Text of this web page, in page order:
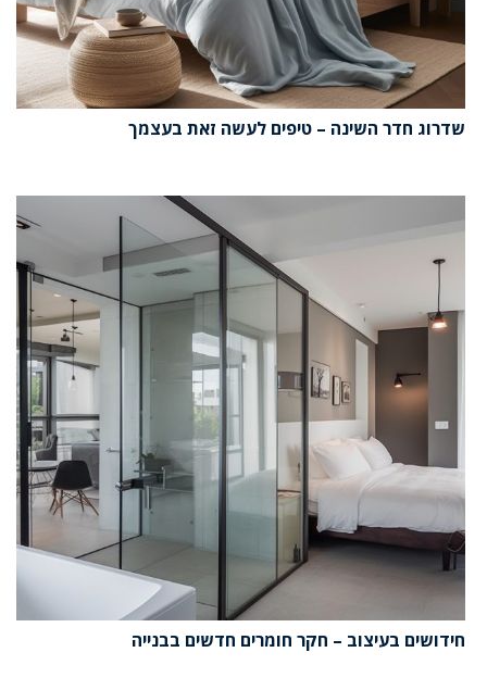
שדרוג חדר השינה – טיפים לעשה זאת בעצמך
חידושים בעיצוב – חקר חומרים חדשים בבנייה